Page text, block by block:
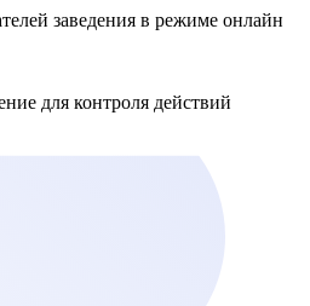
заведения в режиме онлайн
для контроля действий